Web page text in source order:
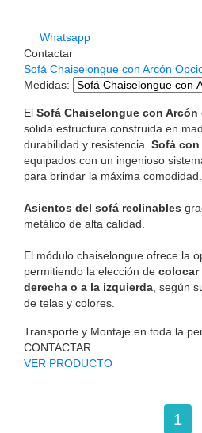
Whatsapp
Contactar
Sofá Chaiselongue con Arcón
Medidas:
El Sofá Chaiselongue con Arcón
sólida estructura construida en
durabilidad y resistencia. Sofá
equipados con un ingenioso
para brindar la máxima comodidad.
Asientos del sofá reclinables
metálico de alta calidad.
El módulo chaiselongue ofrece la
permitiendo la elección de colocar
derecha o a la izquierda , según
de telas y colores.
Transporte y Montaje en toda la
CONTACTAR
VER PRODUCTO
1